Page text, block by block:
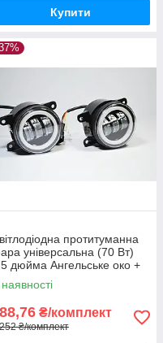
Купити
протитуманна
універсальна (70 Вт)
дюйма Ангельське око +
Жовтий + біле
₴/комплект
₴/комплект